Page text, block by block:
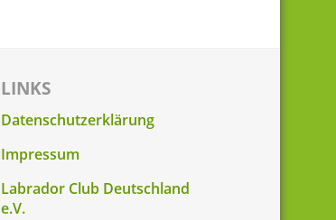
LINKS
Datenschutzerklärung
Impressum
Labrador Club Deutschland
e.V.